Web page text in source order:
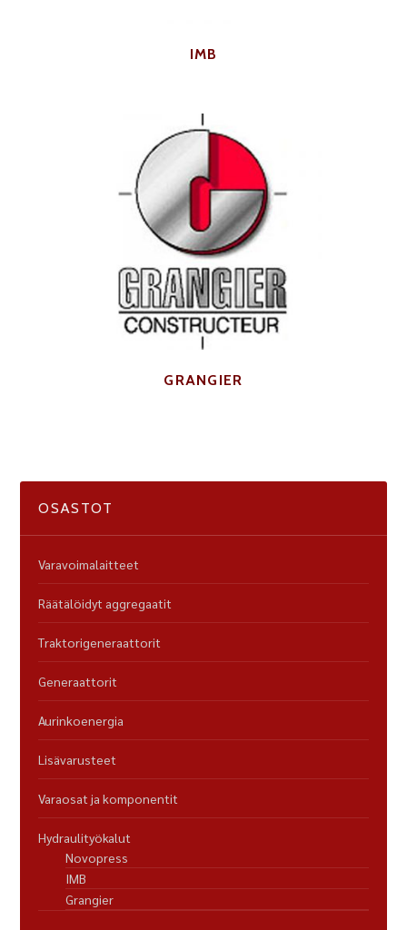
IMB
GRANGIER
OSASTOT
Varavoimalaitteet
Räätälöidyt aggregaatit
Traktorigeneraattorit
Generaattorit
Aurinkoenergia
Lisävarusteet
Varaosat ja komponentit
Hydraulityökalut
Novopress
IMB
Grangier